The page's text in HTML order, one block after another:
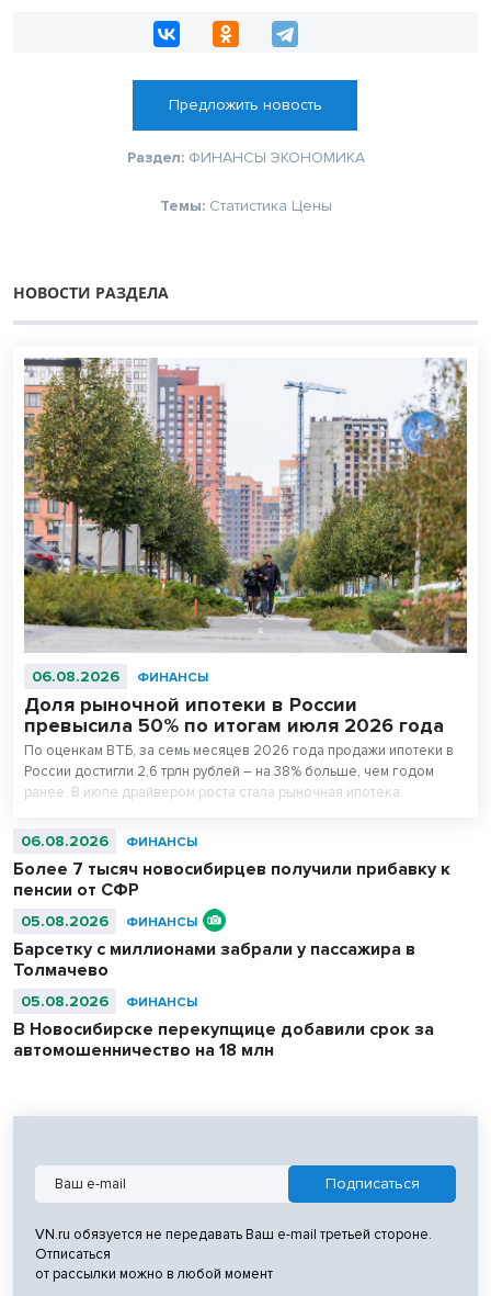
Предложить новость
Раздел: ФИНАНСЫ ЭКОНОМИКА
Темы: Статистика Цены
НОВОСТИ РАЗДЕЛА
06.08.2026 ФИНАНСЫ
Доля рыночной ипотеки в России
превысила 50% по итогам июля 2026 года
По оценкам ВТБ, за семь месяцев 2026 года продажи ипотеки в
России достигли 2,6 трлн рублей – на 38% больше, чем годом
ранее. В июле драйвером роста стала рыночная ипотека.
06.08.2026 ФИНАНСЫ
Более 7 тысяч новосибирцев получили прибавку к
пенсии от СФР
05.08.2026 ФИНАНСЫ
Барсетку с миллионами забрали у пассажира в
Толмачево
05.08.2026 ФИНАНСЫ
В Новосибирске перекупщице добавили срок за
автомошенничество на 18 млн
VN.ru обязуется не передавать Ваш e-mail третьей стороне.
Отписаться
от рассылки можно в любой момент